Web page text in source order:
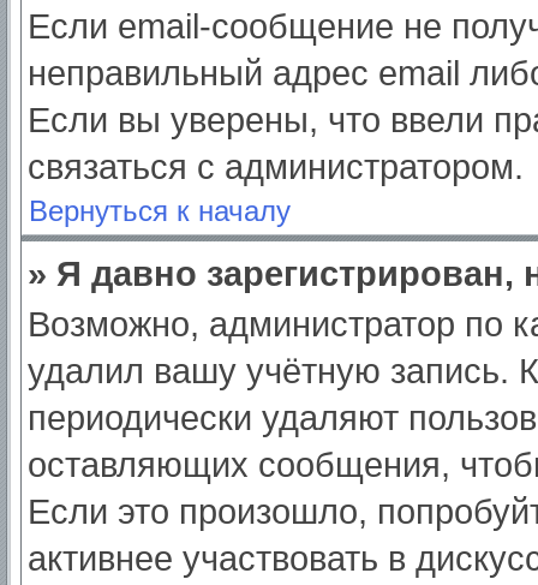
Если email-сообщение не
неправильный адрес email
Если вы уверены, что ввели
связаться с администратором.
Вернуться к началу
» Я давно
Возможно, администратор по
удалил вашу учётную запись.
периодически удаляют
оставляющих сообщения,
Если это произошло,
активнее участвовать в